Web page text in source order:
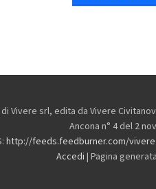
Vivere srl, edita da Vivere
Ancona n° 4 del 2
http://feeds.feedburner.com/
Accedi | Pagina